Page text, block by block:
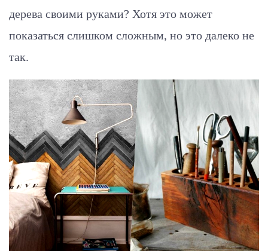
дерева своими руками? Хотя это может
показаться слишком сложным, но это далеко не
так.